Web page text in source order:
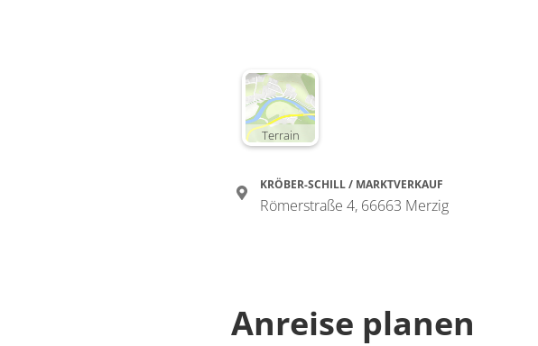
Terrain
KRÖBER-SCHILL / MARKTVERKAUF
Römerstraße 4, 66663 Merzig
Anreise planen